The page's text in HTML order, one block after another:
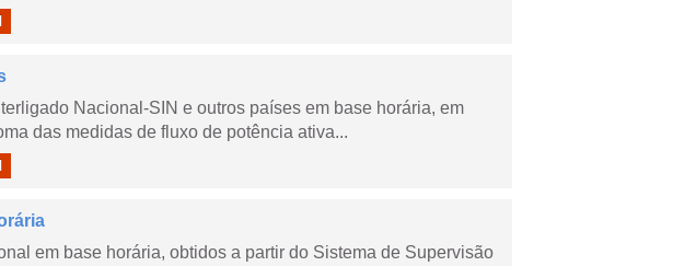
Nacional-SIN e outros países em base horária, em
das medidas de fluxo de potência ativa...
em base horária, obtidos a partir do Sistema de Supervisão